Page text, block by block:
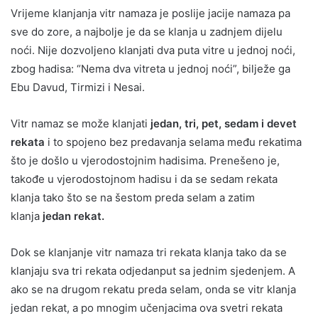
Vrijeme klanjanja vitr namaza je poslije jacije namaza pa
sve do zore, a najbolje je da se klanja u zadnjem dijelu
noći. Nije dozvoljeno klanjati dva puta vitre u jednoj noći,
zbog hadisa: “Nema dva vitreta u jednoj noći”, bilježe ga
Ebu Davud, Tirmizi i Nesai.
Vitr namaz se može klanjati jedan, tri, pet, sedam i devet
rekata i to spojeno bez predavanja selama među rekatima
što je došlo u vjerodostojnim hadisima. Prenešeno je,
takođe u vjerodostojnom hadisu i da se sedam rekata
klanja tako što se na šestom preda selam a zatim
klanja jedan rekat.
Dok se klanjanje vitr namaza tri rekata klanja tako da se
klanjaju sva tri rekata odjedanput sa jednim sjedenjem. A
ako se na drugom rekatu preda selam, onda se vitr klanja
jedan rekat, a po mnogim učenjacima ova svetri rekata